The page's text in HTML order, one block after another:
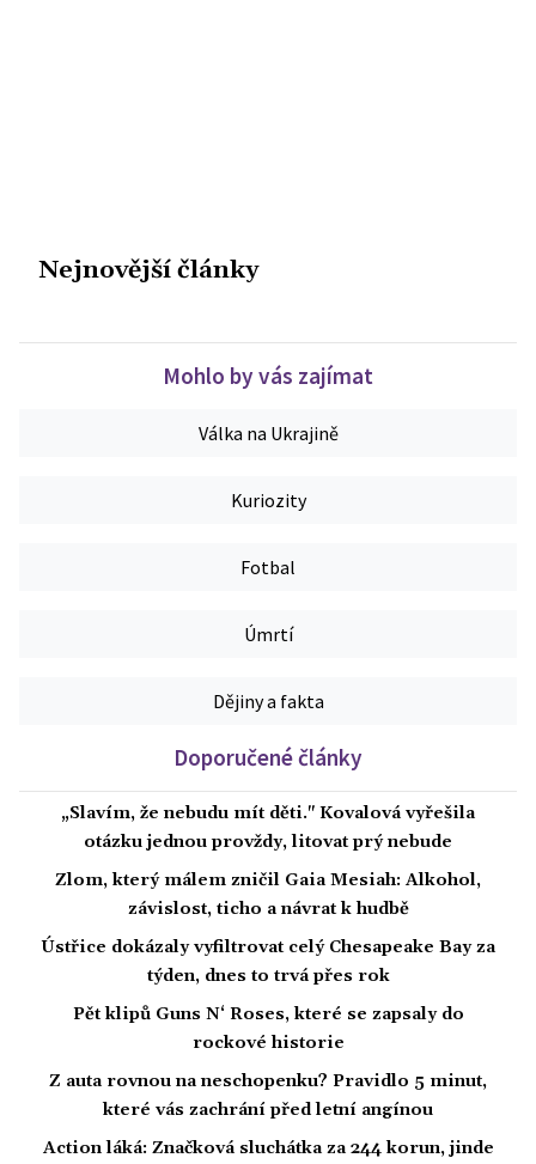
Nejnovější články
Mohlo by vás zajímat
Válka na Ukrajině
Kuriozity
Fotbal
Úmrtí
Dějiny a fakta
Doporučené články
„Slavím, že nebudu mít děti." Kovalová vyřešila
otázku jednou provždy, litovat prý nebude
Zlom, který málem zničil Gaia Mesiah: Alkohol,
závislost, ticho a návrat k hudbě
Ústřice dokázaly vyfiltrovat celý Chesapeake Bay za
týden, dnes to trvá přes rok
Pět klipů Guns N‘ Roses, které se zapsaly do
rockové historie
Z auta rovnou na neschopenku? Pravidlo 5 minut,
které vás zachrání před letní angínou
Action láká: Značková sluchátka za 244 korun, jinde